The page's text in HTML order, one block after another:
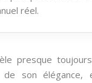
réel.
presque
de son élégance,